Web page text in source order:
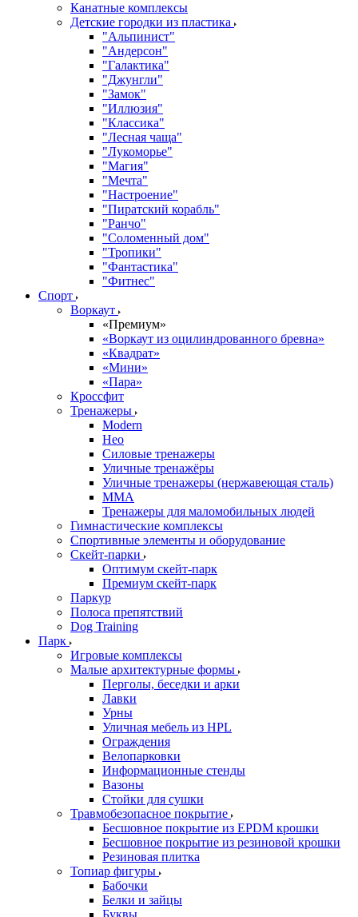
Канатные комплексы
Детские городки из пластика
"Альпинист"
"Андерсон"
"Галактика"
"Джунгли"
"Замок"
"Иллюзия"
"Классика"
"Лесная чаща"
"Лукоморье"
"Магия"
"Мечта"
"Настроение"
"Пиратский корабль"
"Ранчо"
"Соломенный дом"
"Тропики"
"Фантастика"
"Фитнес"
Спорт
Воркаут
«Премиум»
«Воркаут из оцилиндрованного бревна»
«Квадрат»
«Мини»
«Пара»
Кроссфит
Тренажеры
Modern
Нео
Силовые тренажеры
Уличные тренажёры
Уличные тренажеры (нержавеющая сталь)
ММА
Тренажеры для маломобильных людей
Гимнастические комплексы
Спортивные элементы и оборудование
Скейт-парки
Оптимум скейт-парк
Премиум скейт-парк
Паркур
Полоса препятствий
Dog Training
Парк
Игровые комплексы
Малые архитектурные формы
Перголы, беседки и арки
Лавки
Урны
Уличная мебель из HPL
Ограждения
Велопарковки
Информационные стенды
Вазоны
Стойки для сушки
Травмобезопасное покрытие
Бесшовное покрытие из EPDM крошки
Бесшовное покрытие из резиновой крошки
Резиновая плитка
Топиар фигуры
Бабочки
Белки и зайцы
Буквы